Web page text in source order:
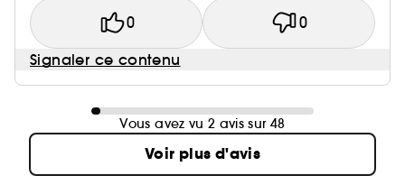
0 0
Signaler ce contenu
Vous avez vu 2 avis sur 48
Voir plus d'avis